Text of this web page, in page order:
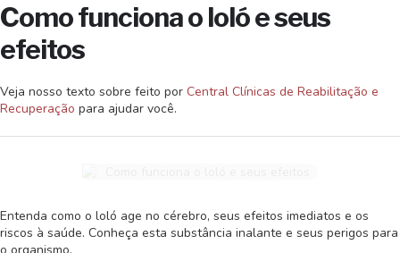
Como funciona o loló e seus
efeitos
Veja nosso texto sobre feito por Central Clínicas de Reabilitação e
Recuperação para ajudar você.
Entenda como o loló age no cérebro, seus efeitos imediatos e os
riscos à saúde. Conheça esta substância inalante e seus perigos para